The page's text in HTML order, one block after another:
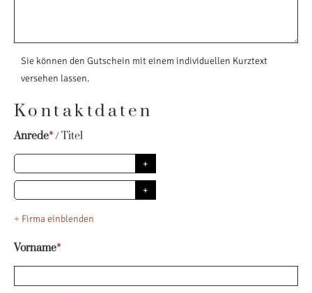
Sie können den Gutschein mit einem individuellen Kurztext
versehen lassen.
Kontaktdaten
Anrede*/Titel
+ Firma einblenden
Vorname*